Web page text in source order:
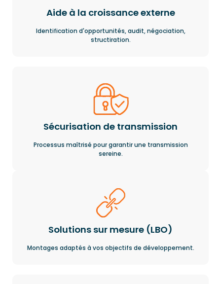
Aide à la croissance externe
Identification d'opportunités, audit, négociation,
structiration.
Sécurisation de transmission
Processus maîtrisé pour garantir une transmission
sereine.
Solutions sur mesure (LBO)
Montages adaptés à vos objectifs de développement.